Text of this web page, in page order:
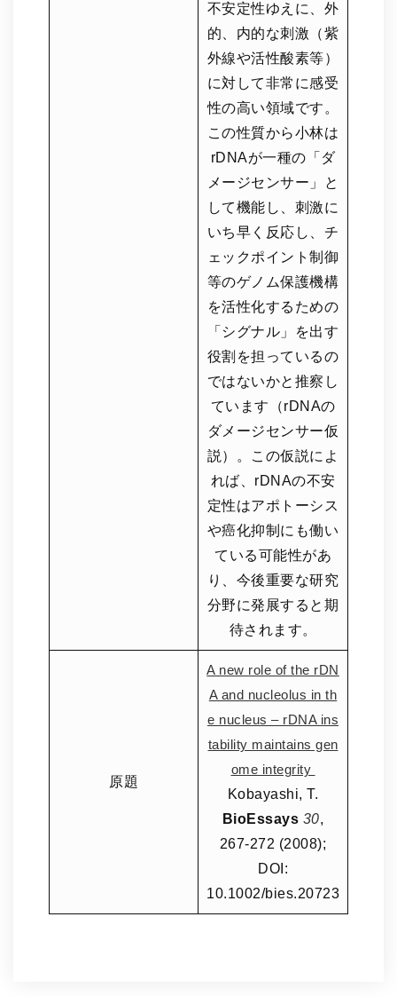
不安定性ゆえに、外
的、内的な刺激（紫
外線や活性酸素等）
に対して非常に感受
性の高い領域です。
この性質から小林は
rDNAが一種の「ダ
メージセンサー」と
して機能し、刺激に
いち早く反応し、チ
ェックポイント制御
等のゲノム保護機構
を活性化するための
「シグナル」を出す
役割を担っているの
ではないかと推察し
ています（rDNAの
ダメージセンサー仮
説）。この仮説によ
れば、rDNAの不安
定性はアポトーシス
や癌化抑制にも働い
ている可能性があ
り、今後重要な研究
分野に発展すると期
待されます。
原題
A new role of the rDN
A and nucleolus in th
e nucleus – rDNA ins
tability maintains gen
ome integrity
Kobayashi, T.
BioEssays 30,
267-272 (2008);
DOI:
10.1002/bies.20723